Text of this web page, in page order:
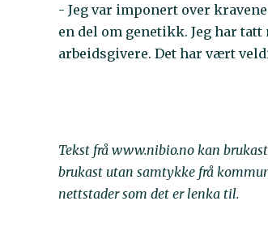
- Jeg var imponert over
en del om genetikk. Jeg har
arbeidsgivere. Det har vært
Tekst frå www.nibio.no kan
brukast utan samtykke frå
nettstader som det er lenka til.